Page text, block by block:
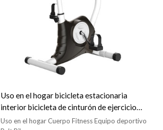
Uso en el hogar bicicleta estacionaria
interior bicicleta de cinturón de ejercicio
vertical
Uso en el hogar Cuerpo Fitness Equipo deportivo